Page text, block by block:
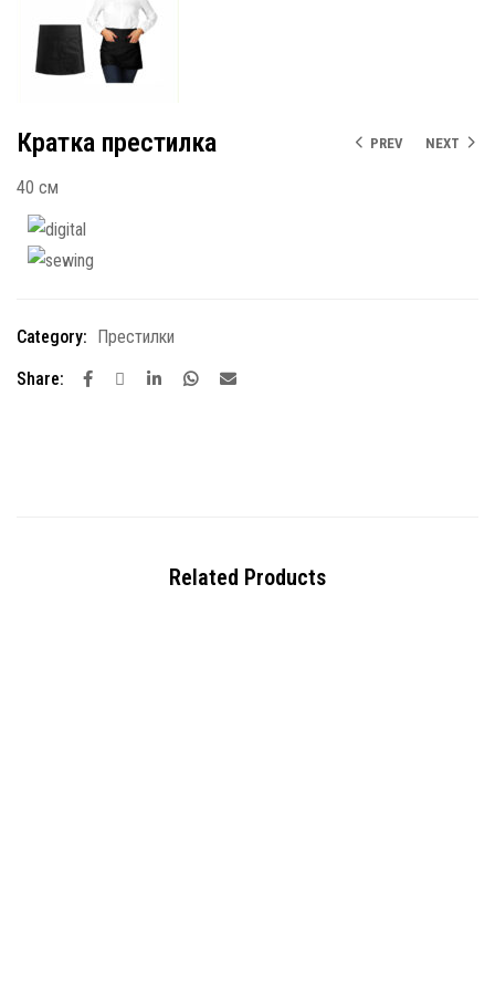
PREV NEXT
Кратка престилка
40 см
Category: Престилки
Share:
Related Products